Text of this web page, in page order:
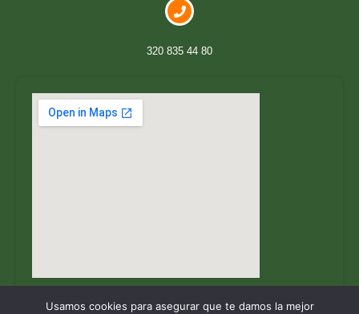
320 835 44 80
Usamos cookies para asegurar que te damos la mejor